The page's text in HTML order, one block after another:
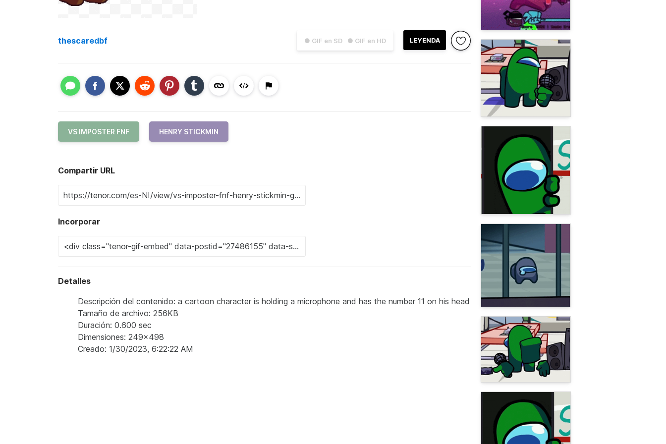
● GIF en SD ● GIF en HD LEYENDA
thescaredbf
VS IMPOSTER FNF HENRY STICKMIN
Compartir URL
Incorporar
Detalles
Descripción del contenido: a cartoon character is holding a microphone and has the number 11 on his head
Tamaño de archivo: 256KB
Duración: 0.600 sec
Dimensiones: 249x498
Creado: 1/30/2023, 6:22:22 AM